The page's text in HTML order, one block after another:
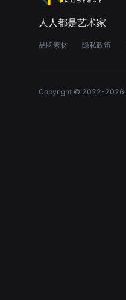
人人都是艺术家
品牌素材 隐私政策
Copyright © 2022-2026